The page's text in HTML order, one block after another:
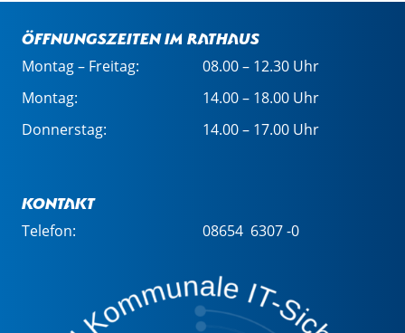
Öffnungszeiten im Rathaus
Montag – Freitag:
08.00 – 12.30 Uhr
Montag:
14.00 – 18.00 Uhr
Donnerstag:
14.00 – 17.00 Uhr
Kontakt
Telefon: 08654 6307 -0